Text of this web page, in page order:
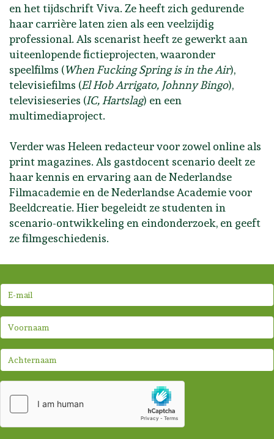
en het tijdschrift Viva. Ze heeft zich gedurende
haar carrière laten zien als een veelzijdig
professional. Als scenarist heeft ze gewerkt aan
uiteenlopende fictieprojecten, waaronder
speelfilms (When Fucking Spring is in the Air),
televisiefilms (El Hob Arrigato, Johnny Bingo),
televisieseries (IC, Hartslag) en een
multimediaproject.
Verder was Heleen redacteur voor zowel online als
print magazines. Als gastdocent scenario deelt ze
haar kennis en ervaring aan de Nederlandse
Filmacademie en de Nederlandse Academie voor
Beeldcreatie. Hier begeleidt ze studenten in
scenario-ontwikkeling en eindonderzoek, en geeft
ze filmgeschiedenis.